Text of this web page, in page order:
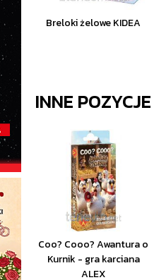
Breloki żelowe KIDEA
INNE
Coo? Cooo? Awantura o
Kurnik - gra karciana
ALEX